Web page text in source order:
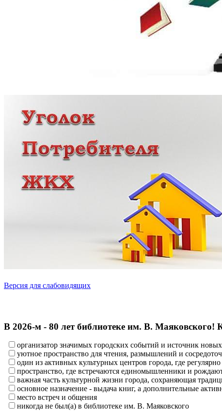
Версия для слабовидящих
В 2026‑м - 80 лет библиотеке им. В. Маяковского!
организатор значимых городских событий и источник
уютное пространство для чтения, размышлений и
один из активных культурных центров города, где
пространство, где встречаются единомышленники и
важная часть культурной жизни города, сохраняющая
основное назначение - выдача книг, а дополнительные
место встреч и общения
никогда не был(а) в библиотеке им. В. Маяковского